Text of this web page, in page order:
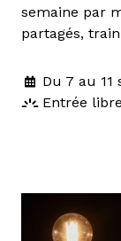
semaine par
partagés,
Du 7 au 11
Entrée libre